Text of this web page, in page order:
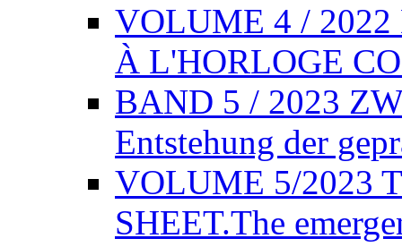
VOLUME 4 /
À L'HORLOGE
BAND 5 / 2023
Entstehung der
VOLUME 5/2023
SHEET.The